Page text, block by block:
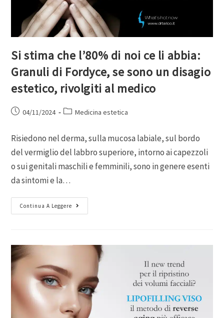
Si stima che l’80% di noi ce li abbia:
Granuli di Fordyce, se sono un disagio
estetico, rivolgiti al medico
04/11/2024 Medicina estetica
Risiedono nel derma, sulla mucosa labiale, sul bordo
del vermiglio del labbro superiore, intorno ai capezzoli
o sui genitali maschili e femminili, sono in genere esenti
da sintomi e la…
Continua A Leggere